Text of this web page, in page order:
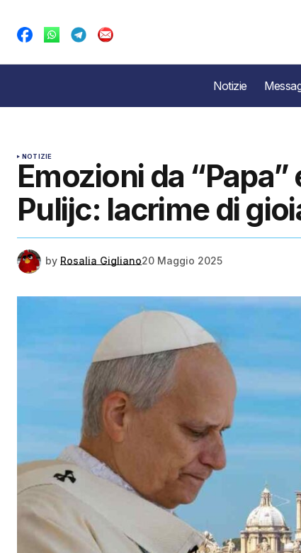
Notizie
NOTIZIE
Emozioni da
Pulijc: lacrime di
by Rosalia Gigliano20 Maggio 2025